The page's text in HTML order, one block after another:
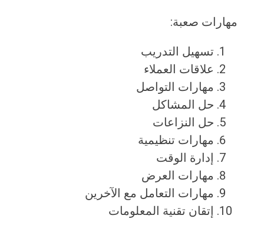
مهارات صعبة:
تسهيل التدريب
علاقات العملاء
مهارات التواصل
حل المشاكل
حل النزاعات
مهارات تنظيمية
إدارة الوقت
مهارات العرض
مهارات التعامل مع الآخرين
إتقان تقنية المعلومات